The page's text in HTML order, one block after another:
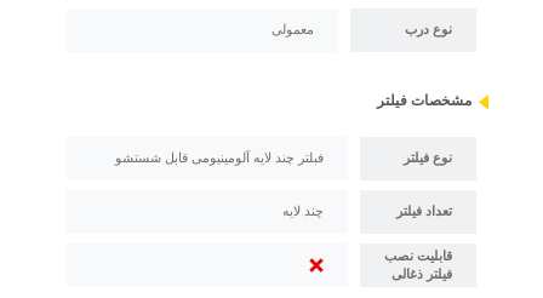
نوع درب معمولی
مشخصات فیلتر
نوع فیلتر فبلتر چند لایه آلومینیومی قابل شستشو
تعداد فیلتر چند لایه
قابلیت نصب
فیلتر ذغالی